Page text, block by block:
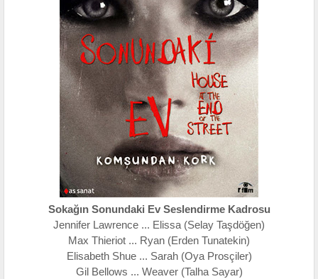
Sokağın Sonundaki Ev Seslendirme Kadrosu
Jennifer Lawrence ... Elissa (Selay Taşdöğen)
Max Thieriot ... Ryan (Erden Tunatekin)
Elisabeth Shue ... Sarah (Oya Prosçiler)
Gil Bellows ... Weaver (Talha Sayar)